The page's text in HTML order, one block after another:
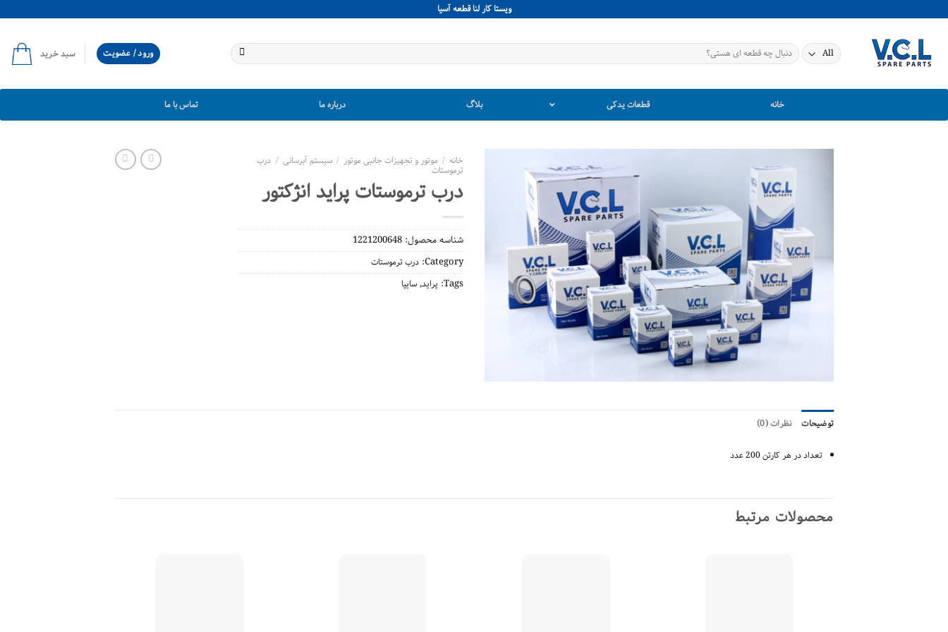
to
ويستا كار لنا قطعه آسيا
جستجو
برای:
ورود / عضویت سبد خرید
خانه قطعات یدکی بلاگ درباره ما تماس با ما
خانه / موتور و تجهیزات جانبی موتور / سیستم آبرسانی / درب
ترموستات
درب ترموستات پراید انژکتور
شناسه محصول: 1221200648
Category: درب ترموستات
Tags: پراید,سایپا
توضیحات نظرات (0)
تعداد در هر کارتن 200 عدد
محصولات مرتبط